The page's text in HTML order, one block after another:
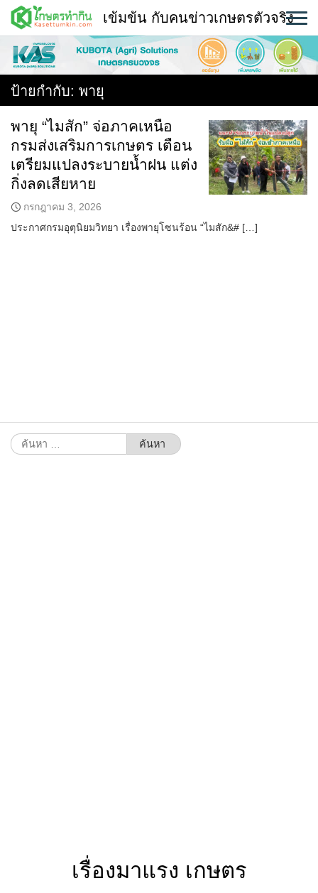
Skip
content
พืช
หน้าแรก
แวดวงเกษตร
ใคร ทำอะไร ที่ไหน
สถานีข่าววันนี้
เข้มข้น กับคนข่าวเกษตรตัวจริง
ป้ายกำกับ: พายุ
พายุ “ไมสัก” จ่อภาคเหนือ
กรมส่งเสริมการเกษตร เตือน
เตรียมแปลงระบายน้ำฝน แต่ง
กิ่งลดเสียหาย
กรกฎาคม 3, 2026
ประกาศกรมอุตุนิยมวิทยา เรื่องพายุโซนร้อน “ไมสัก&# […]
ค้นหา
สำหรับ:
เรื่องมาแรง เกษตร